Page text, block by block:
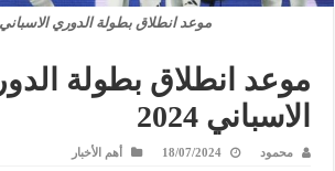
موعد انطلاق بطولة الدوري الاسباني 2024
موعد انطلاق بطولة
الاسباني 2024
محمود 18/07/2024 أهم الأخبار